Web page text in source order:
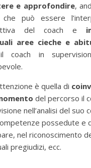
e approfondire,
che può essere
del coach e
aree cieche e
coach in
è quella di
del percorso il
nell’analisi del suo
possedute e
nel riconoscimento
pregiudizi, ecc.